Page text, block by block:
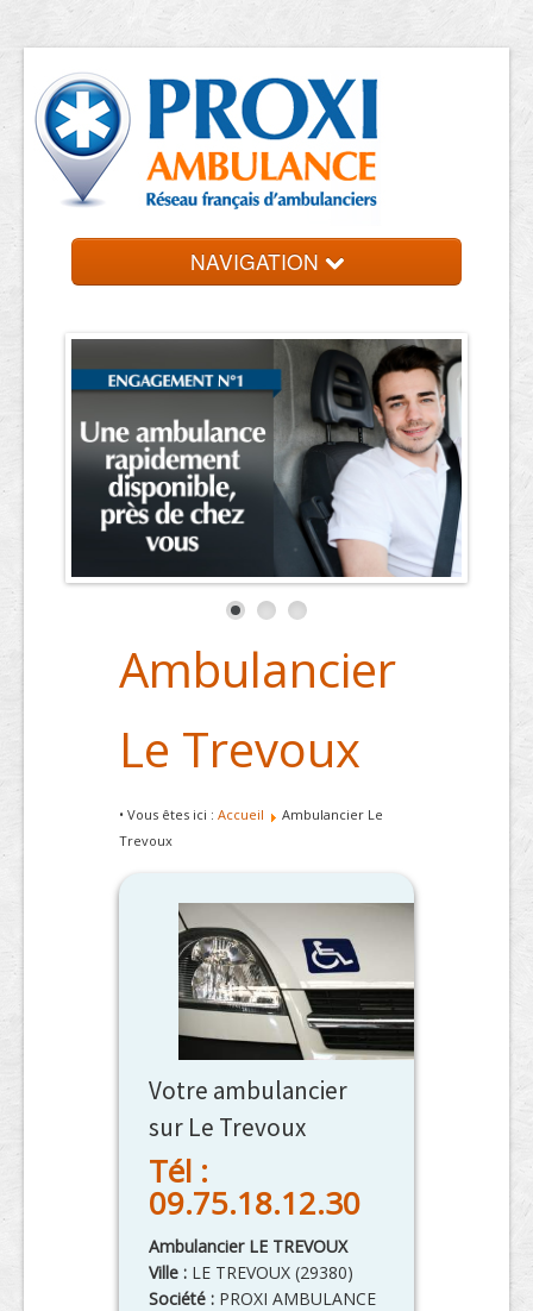
NAVIGATION
Ambulancier
Le Trevoux
• Vous êtes ici : Accueil
Ambulancier Le
Trevoux
Votre ambulancier
sur Le Trevoux
Tél :
09.75.18.12.30
Ambulancier LE TREVOUX
Ville : LE TREVOUX (29380)
Société : PROXI AMBULANCE